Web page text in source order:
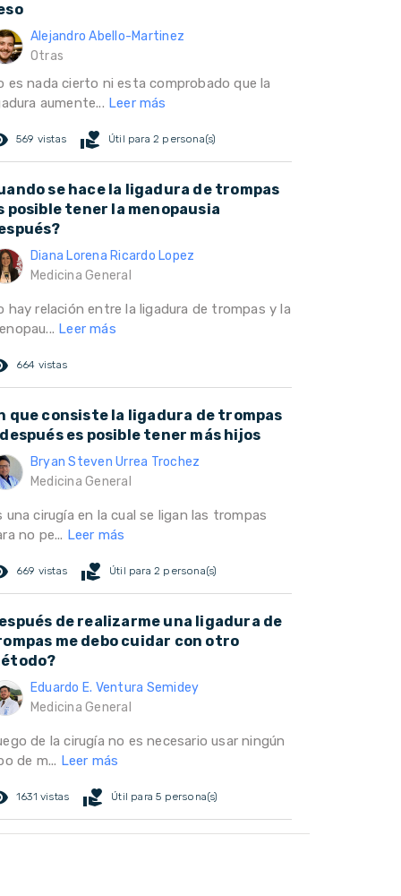
Alejandro Abello-Martinez
Otras
es nada cierto ni esta comprobado que la
aumente... Leer más
569 vistas volunteer_activism Útil para 2 persona(s)
se hace la ligadura de trompas
posible tener la menopausia
Diana Lorena Ricardo Lopez
Medicina General
hay relación entre la ligadura de trompas y la
Leer más
664 vistas
que consiste la ligadura de trompas
es posible tener más hijos
Bryan Steven Urrea Trochez
Medicina General
una cirugía en la cual se ligan las trompas
no pe... Leer más
669 vistas volunteer_activism Útil para 2 persona(s)
de realizarme una ligadura de
me debo cuidar con otro
Eduardo E. Ventura Semidey
Medicina General
de la cirugía no es necesario usar ningún
de m... Leer más
1631 vistas volunteer_activism Útil para 5 persona(s)